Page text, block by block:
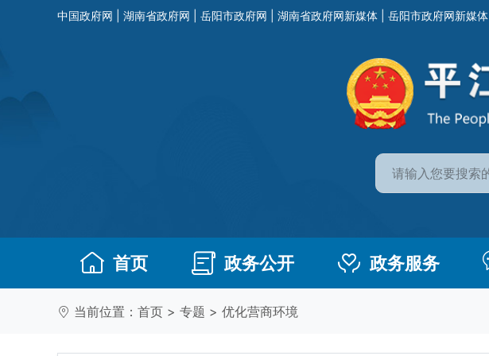
中国政府网 湖南省政府网 岳阳市政府网 湖南省政府网新媒体 岳阳市政府网新媒体
首页 政务公开 政务服务
当前位置： 首页 > 专题 > 优化营商环境